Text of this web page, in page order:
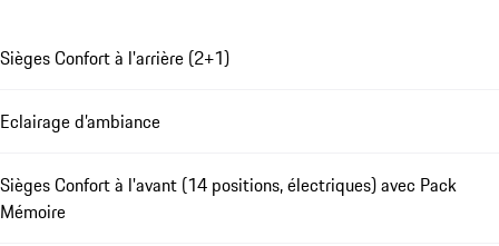
Sièges Confort à l'arrière (2+1)
Eclairage d’ambiance
Sièges Confort à l'avant (14 positions, électriques) avec Pack
Mémoire